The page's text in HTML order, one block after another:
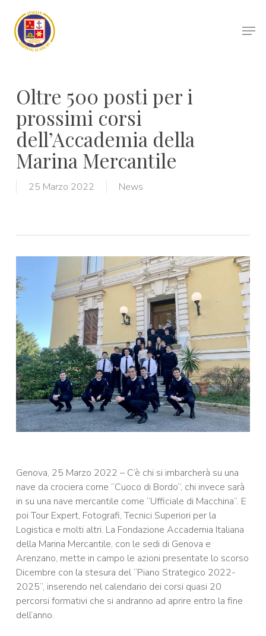
main
content
Oltre 500 posti per i
prossimi corsi
dell’Accademia della
Marina Mercantile
25 Marzo 2022 News
Genova, 25 Marzo 2022 – C’è chi si imbarcherà su una
nave da crociera come “Cuoco di Bordo”, chi invece sarà
in su una nave mercantile come “Ufficiale di Macchina”. E
poi Tour Expert, Fotografi, Tecnici Superiori per la
Logistica e molti altri. La Fondazione Accademia Italiana
della Marina Mercantile, con le sedi di Genova e
Arenzano, mette in campo le azioni presentate lo scorso
Dicembre con la stesura del “Piano Strategico 2022-
2025”, inserendo nel calendario dei corsi quasi 20
percorsi formativi che si andranno ad aprire entro la fine
dell’anno.
Close